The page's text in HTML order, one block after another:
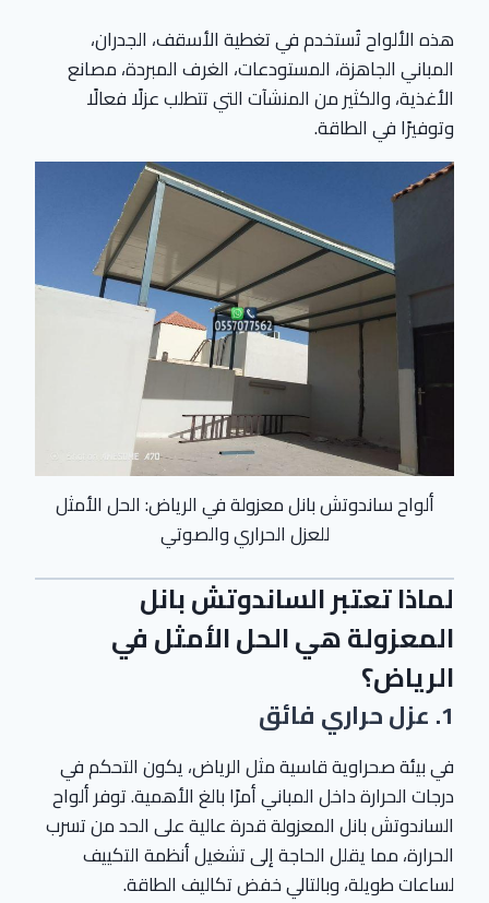
هذه الألواح تُستخدم في تغطية الأسقف، الجدران،
المباني الجاهزة، المستودعات، الغرف المبردة، مصانع
الأغذية، والكثير من المنشآت التي تتطلب عزلًا فعالًا
وتوفيرًا في الطاقة.
ألواح ساندوتش بانل معزولة في الرياض: الحل الأمثل
للعزل الحراري والصوتي
لماذا تعتبر الساندوتش بانل
المعزولة هي الحل الأمثل في
الرياض؟
1. عزل حراري فائق
في بيئة صحراوية قاسية مثل الرياض، يكون التحكم في
درجات الحرارة داخل المباني أمرًا بالغ الأهمية. توفر ألواح
الساندوتش بانل المعزولة قدرة عالية على الحد من تسرب
الحرارة، مما يقلل الحاجة إلى تشغيل أنظمة التكييف
لساعات طويلة، وبالتالي خفض تكاليف الطاقة.